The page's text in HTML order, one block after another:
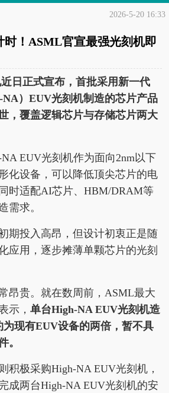
2026-5-20 16:33
时！ASML官宣最强光刻机即
日正式宣布，首批采用新一代
）EUV光刻机制造的芯片产品
，覆盖逻辑芯片与存储芯片两大
EUV光刻机作为面向2nm以下
化设备，可以降低顶尖芯片的电
时适配AI芯片、HBM/DRAM等
需求。
期投入高昂，但设计初衷正是随
应用，逐步摊薄单颗芯片的光刻
昂贵。就在数周前，ASML最大
示， 单台High-NA EUV光刻机造
为现有EUV设备的两倍，暂不具
。
积极采购High-NA EUV光刻机，
成两台High-NA EUV光刻机的安